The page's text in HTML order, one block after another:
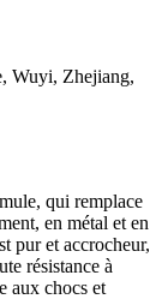
Wuyi, Zhejiang,
qui remplace
en métal et en
pur et accrocheur,
résistance à
aux chocs et